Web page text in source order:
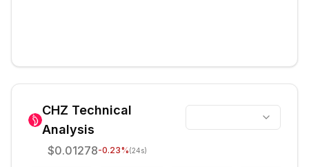
CHZ Technical
Analysis
$0.01278-0.23%(24s)